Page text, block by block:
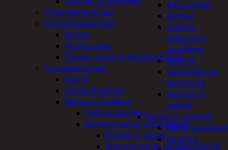
Kalustejalat
Kulmat
Sakkelit,
pylpyrät ja
tarvikkeet
Saranat
Vaijerilukot ja
klemmarit
Vetimet ja
kahvat
Ruuvit ja mutterit
Mutterit
Piharakentaminen
Puutarhakalusteet
Keinut
Pehmusteet
Pöydät, tuolit ja kalusteryhmät
Puutarhakoneet
Kärryt
Lehtipuhaltimet
Metsurin työkalut
Halkomakoneet
Moottorisahat ja tarvikkeet
Kirveet ja sahat
Moottorisahat ja raivaussahat